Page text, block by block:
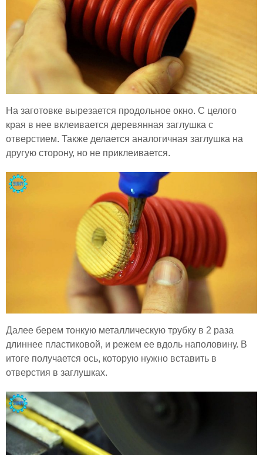
На заготовке вырезается продольное окно. С целого
края в нее вклеивается деревянная заглушка с
отверстием. Также делается аналогичная заглушка на
другую сторону, но не приклеивается.
Далее берем тонкую металлическую трубку в 2 раза
длиннее пластиковой, и режем ее вдоль наполовину. В
итоге получается ось, которую нужно вставить в
отверстия в заглушках.